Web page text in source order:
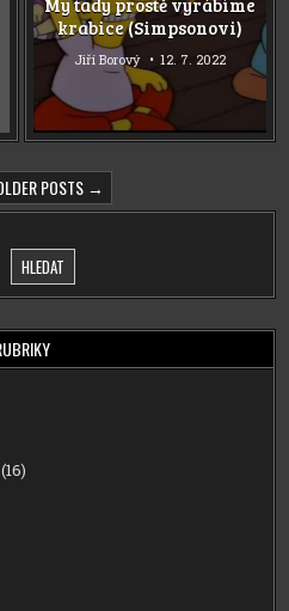
krabice (Simpsonovi)
Jiří Borový 12. 7. 2022
POSTS →
HLEDAT
(16)